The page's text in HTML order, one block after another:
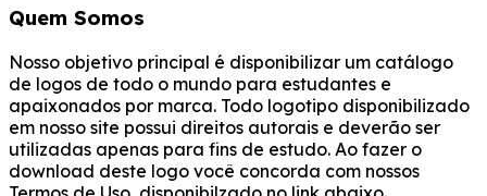
Quem Somos
Nosso objetivo principal é disponibilizar um catálogo
de logos de todo o mundo para estudantes e
apaixonados por marca. Todo logotipo disponibilizado
em nosso site possui direitos autorais e deverão ser
utilizadas apenas para fins de estudo. Ao fazer o
download deste logo você concorda com nossos